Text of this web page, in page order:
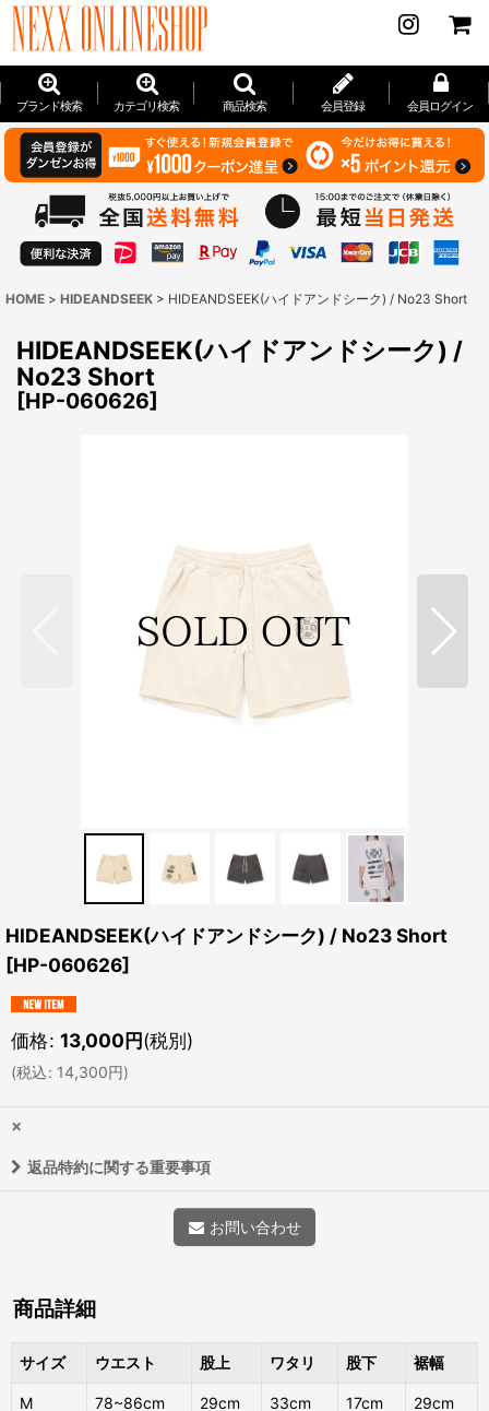
ブランド検索 カテゴリ検索 商品検索 会員登録 会員ログイン
HOME > HIDEANDSEEK > HIDEANDSEEK(ハイドアンドシーク) / No23 Short
HIDEANDSEEK(ハイドアンドシーク) /
No23 Short
[HP-060626]
HIDEANDSEEK(ハイドアンドシーク) / No23 Short
[HP-060626]
価格: 13,000円(税別)
(税込: 14,300円)
×
返品特約に関する重要事項
お問い合わせ
商品詳細
サイズ ウエスト 股上 ワタリ 股下 裾幅
M 78~86cm 29cm 33cm 17cm 29cm